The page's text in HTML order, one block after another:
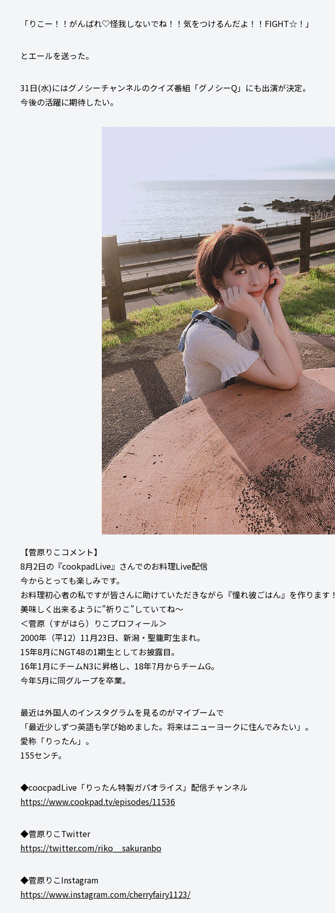
「りこー！！がんばれ♡怪我しないでね！！気をつけるんだよ！！FIGHT☆！」
とエールを送った。
31日(水)にはグノシーチャンネルのクイズ番組「グノシーQ」にも出演が決定。
今後の活躍に期待したい。
【菅原りこコメント】
8月2日の『cookpadLive』さんでのお料理Live配信
今からとっても楽しみです。
お料理初心者の私ですが皆さんに助けていただきながら『憧れ彼ごはん』を作ります！
美味しく出来るように”祈りこ”していてね～
＜菅原（すがはら）りこプロフィール＞
2000年（平12）11月23日、新潟・聖籠町生まれ。
15年8月にNGT48の1期生としてお披露目。
16年1月にチームN3に昇格し、18年7月からチームG。
今年5月に同グループを卒業。
最近は外国人のインスタグラムを見るのがマイブームで
「最近少しずつ英語も学び始めました。将来はニューヨークに住んでみたい」。
愛称「りったん」。
155センチ。
◆coocpadLive「りったん特製ガパオライス」配信チャンネル
https://www.cookpad.tv/episodes/11536
◆菅原りこTwitter
https://twitter.com/riko__sakuranbo
◆菅原りこInstagram
https://www.instagram.com/cherryfairy1123/